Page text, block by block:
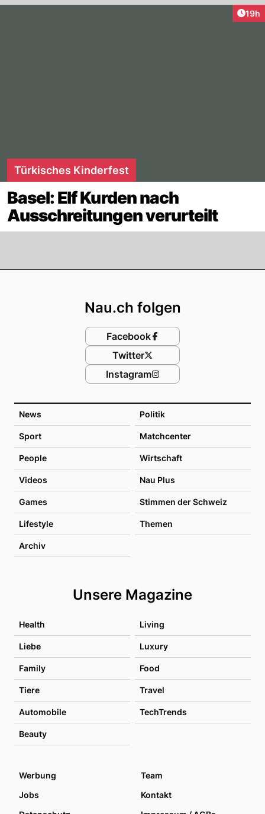
19h
Türkisches Kinderfest
Basel: Elf Kurden nach
Ausschreitungen verurteilt
News Politik
Sport Matchcenter
People Wirtschaft
Videos Nau Plus
Games Stimmen der Schweiz
Lifestyle Themen
Archiv
Unsere Magazine
Health Living
Liebe Luxury
Family Food
Tiere Travel
Automobile TechTrends
Beauty
Nau.ch folgen
Facebook
Twitter
Instagram
Werbung
Team
Jobs
Kontakt